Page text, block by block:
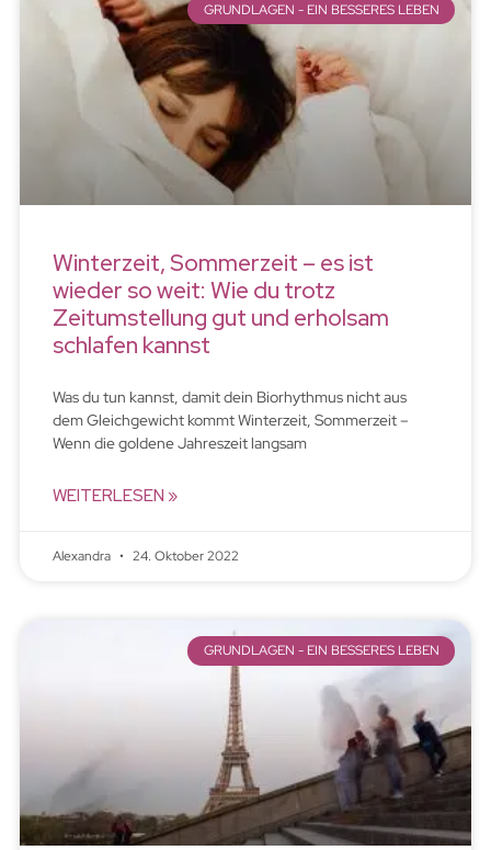
GRUNDLAGEN - EIN BESSERES LEBEN
Winterzeit, Sommerzeit – es ist
wieder so weit: Wie du trotz
Zeitumstellung gut und erholsam
schlafen kannst
Was du tun kannst, damit dein Biorhythmus nicht aus
dem Gleichgewicht kommt Winterzeit, Sommerzeit –
Wenn die goldene Jahreszeit langsam
WEITERLESEN »
Alexandra 24. Oktober 2022
GRUNDLAGEN - EIN BESSERES LEBEN